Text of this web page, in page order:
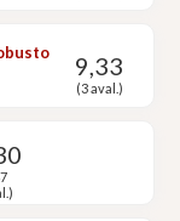
9,33
(3 aval.)